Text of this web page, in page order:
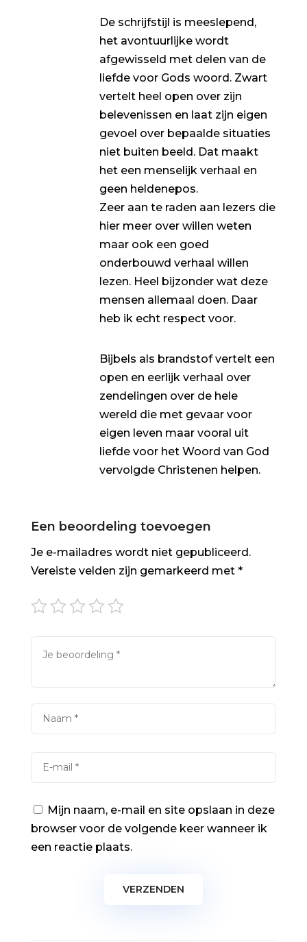
De schrijfstijl is meeslepend,
het avontuurlijke wordt
afgewisseld met delen van de
liefde voor Gods woord. Zwart
vertelt heel open over zijn
belevenissen en laat zijn eigen
gevoel over bepaalde situaties
niet buiten beeld. Dat maakt
het een menselijk verhaal en
geen heldenepos.
Zeer aan te raden aan lezers die
hier meer over willen weten
maar ook een goed
onderbouwd verhaal willen
lezen. Heel bijzonder wat deze
mensen allemaal doen. Daar
heb ik echt respect voor.
Bijbels als brandstof vertelt een
open en eerlijk verhaal over
zendelingen over de hele
wereld die met gevaar voor
eigen leven maar vooral uit
liefde voor het Woord van God
vervolgde Christenen helpen.
Een beoordeling toevoegen
Je e-mailadres wordt niet gepubliceerd.
Vereiste velden zijn gemarkeerd met *
Mijn naam, e-mail en site opslaan in deze
browser voor de volgende keer wanneer ik
een reactie plaats.